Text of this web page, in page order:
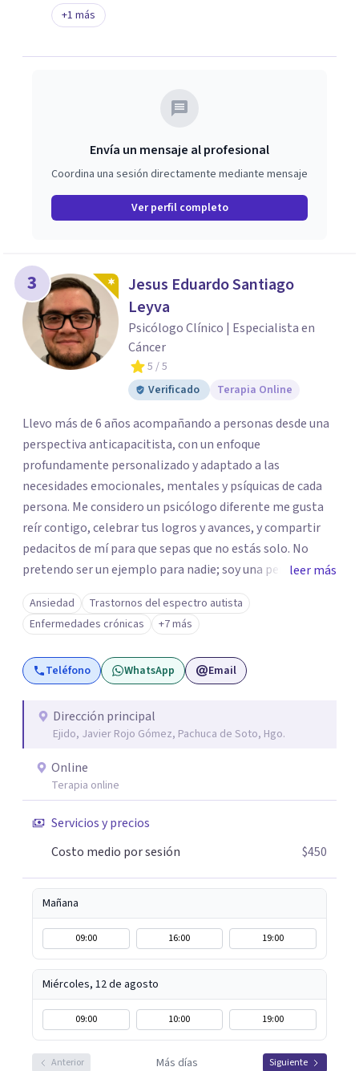
+1 más
Envía un mensaje al profesional
Coordina una sesión directamente mediante mensaje
Ver perfil completo
3
Jesus Eduardo Santiago
Leyva
Psicólogo Clínico | Especialista en
Cáncer
5 / 5
Verificado
Terapia Online
Llevo más de 6 años acompañando a personas desde una
perspectiva anticapacitista, con un enfoque
profundamente personalizado y adaptado a las
necesidades emocionales, mentales y psíquicas de cada
persona. Me considero un psicólogo diferente me gusta
reír contigo, celebrar tus logros y avances, y compartir
pedacitos de mí para que sepas que no estás solo. No
pretendo ser un ejemplo para nadie; soy una persona que
también sufre, llora, ríe y grita. Para mí, tu salud, tu paz y
tu tranquilidad siempre estarán por encima de lo
económico. A lo largo de mi camino he cuestionado
muchas de las reglas rígidas que aprendí en la formación
tradicional, porque creo que antes que las técnicas se
que el proceso terapéutico tenga sentido. Trabajo
especialmente con procesos de duelo Y psicooncología,
Si tú o algún familiar están atravesando un proceso
relacionado con cáncer, puedes escribirme por WhatsApp
para agendar una primera sesión gratuita. Y si estás
alguien, también puedes contactarme: la primera
conversación no tiene costo.
leer más
Ansiedad
Trastornos del espectro autista
Enfermedades crónicas
+7 más
Teléfono WhatsApp Email
Dirección principal
Ejido, Javier Rojo Gómez, Pachuca de Soto, Hgo.
Online
Terapia online
Servicios y precios
Costo medio por sesión
$450
Mañana
09:00 16:00 19:00
Miércoles, 12 de agosto
09:00 10:00 19:00
Anterior Más días Siguiente